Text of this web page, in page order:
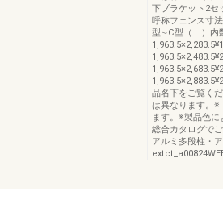
下ブラケット2セ
呼称フェンス寸
型∼C型（ ）内
品名下をご覧く
は異なります。
ます。※製品色
総合カタログで
アルミ多段柱・